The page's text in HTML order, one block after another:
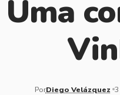
Uma
PorDiego Velázquez